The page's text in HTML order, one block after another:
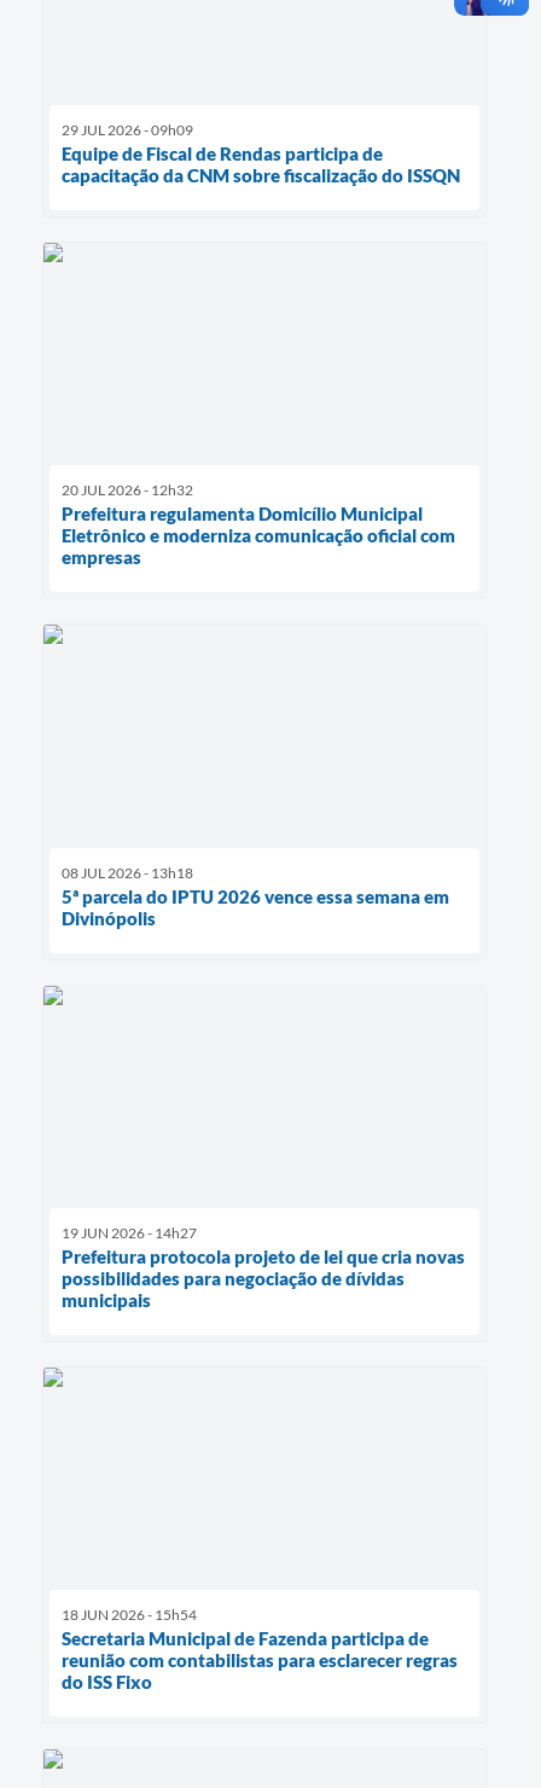
29 JUL 2026 - 09h09
Equipe de Fiscal de Rendas participa de
capacitação da CNM sobre fiscalização do ISSQN
20 JUL 2026 - 12h32
Prefeitura regulamenta Domicílio Municipal
Eletrônico e moderniza comunicação oficial com
empresas
08 JUL 2026 - 13h18
5ª parcela do IPTU 2026 vence essa semana em
Divinópolis
19 JUN 2026 - 14h27
Prefeitura protocola projeto de lei que cria novas
possibilidades para negociação de dívidas
municipais
18 JUN 2026 - 15h54
Secretaria Municipal de Fazenda participa de
reunião com contabilistas para esclarecer regras
do ISS Fixo